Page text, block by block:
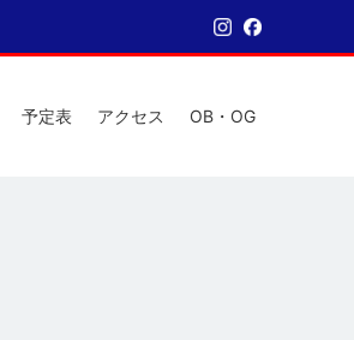
予定表 アクセス OB・OG